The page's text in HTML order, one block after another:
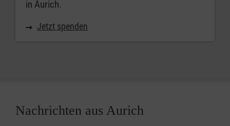
in Aurich.
Jetzt spenden
Nachrichten aus Aurich